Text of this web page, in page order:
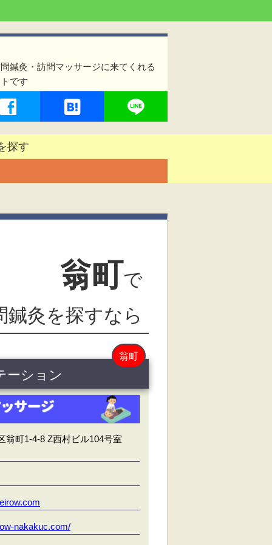
鍼灸・訪問マッサージに来てくれる
です
探す
翁町で
灸を探すなら
翁町
ーション
翁町1-4-8 Z西村ビル104号室
nakakuc.com/